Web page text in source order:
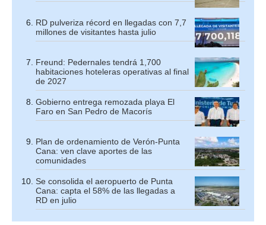
RD pulveriza récord en llegadas con 7,7
millones de visitantes hasta julio
Freund: Pedernales tendrá 1,700
habitaciones hoteleras operativas al final
de 2027
Gobierno entrega remozada playa El
Faro en San Pedro de Macorís
Plan de ordenamiento de Verón-Punta
Cana: ven clave aportes de las
comunidades
Se consolida el aeropuerto de Punta
Cana: capta el 58% de las llegadas a
RD en julio